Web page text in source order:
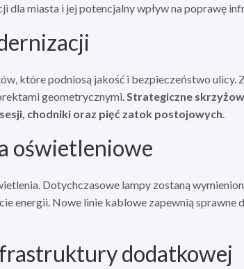
dla miasta i jej potencjalny wpływ na poprawę
które podniosą jakość i bezpieczeństwo ulicy.
geometrycznymi.Strategiczne
chodniki oraz pięć zatok postojowych.
oświetleniowe
Dotychczasowe lampy zostaną
energii. Nowe linie kablowe zapewnią sprawne
dodatkowej